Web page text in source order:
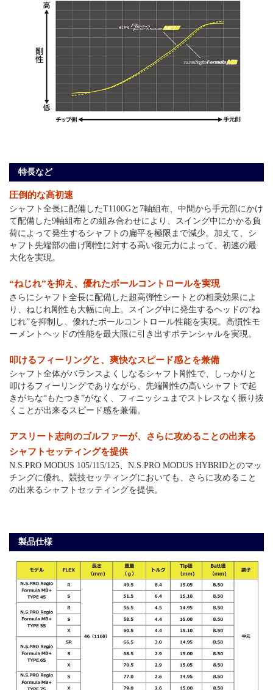
特長など
圧倒的な高初速
シャフト全長に配備したT1100Gと7軸組布、中間から手元部にかけ
て配備した9軸組布との組み合わせにより、スイング中にかかる負
荷によって発生するシャフトの扁平を極限まで減少。加えて、シ
ャフト先端部の曲げ剛性に対する高い復元力によって、初速の最
大化を実現。
“ねじれ”を抑え、優れたボールコントロールを実現
さらにシャフト全長に配備した超高弾性シートとの相乗効果によ
り、ねじれ剛性も大幅に向上。スイング中に発生するヘッドの“ね
じれ”を抑制し、優れたボールコントロール性能を実現。高慣性モ
ーメントヘッドの性能を最大限に引き出すポテンシャルを実現。
叩けるフィーリングと、爽快なスピード感とを兼備
シャフト全体がバランスよくしなるシャフト剛性で、しっかりと
叩けるフィーリングでありながら、先端剛性の高いシャフトで起
きがちな“もたつき”がなく、フィニッシュまでストレスなく振り抜
くことが出来るスピード感を兼備。
アスリート志向のゴルファーが、さらに攻めることの出来る
シャフトセッティングを提供
N.S.PRO MODUS 105/115/125、N.S.PRO MODUS HYBRIDとのマッ
チングに優れ、競技セッティングにおいても、さらに攻めること
の出来るシャフトセッティングを提供。
製品仕様